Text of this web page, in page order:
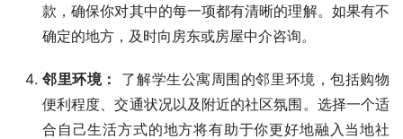
款，确保你对其中的每一项都有清晰的理解。如果有不
确定的地方，及时向房东或房屋中介咨询。
邻里环境：
了解学生公寓周围的邻里环境，包括购物
便利程度、交通状况以及附近的社区氛围。选择一个适
合自己生活方式的地方将有助于你更好地融入当地社